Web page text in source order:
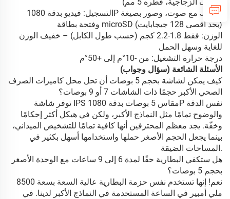
الألياف الزجاجية، قطره 5 مم)
التسجيل: فيديو بدقة 1080P مع صوت، وصور بصيغة JPEG،
وفتحة بطاقة microSD (بحد أقصى 128 جيجابايت)
الوزن: فقط 1.8-2.2 كجم (حسب طول الكابل) – خفيف الوزن
للغاية وسهل الحمل
درجة حرارة التشغيل: من -10°م إلى +50°م
الأسئلة الشائعة (سؤال وجواب)
كيف يمكن لشاشة بحجم 5 بوصات أن تحل محل كاميرات الصرف
الصحي الأكبر حجمًا ذات الشاشات 7 أو 9 بوصات؟
توفر شاشة IPS مقاس 5 بوصات بدقة 1080P نفس الدقة
والوضوح تمامًا مثل النماذج الأكبر، ولكن في هيكل أكثر إحكامًا
وخفّة. يجد معظم المحترفين أنها كافية تمامًا للتشخيص الميداني،
بينما يجعل الحجم الأصغر حملها واستخدامها أسهل بكثير في
المساحات الضيقة.
هل ستكفي البطارية حقًا لمدة 6 إلى 9 ساعات مع الوحدة الأصغر
بحجم 5 بوصات؟
نعم! إنها تستخدم نفس حزمة البطارية عالية السعة بسعة 8500
ملي أمبير في الساعة المستخدمة في النماذج الأكبر لدينا. في